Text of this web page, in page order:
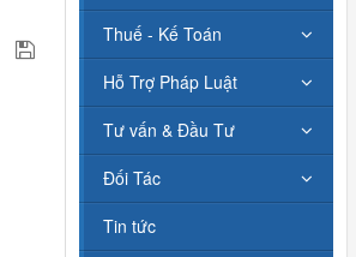
Thuế - Kế Toán
Hỗ Trợ Pháp Luật
Tư vấn & Đầu Tư
Đối Tác
Tin tức